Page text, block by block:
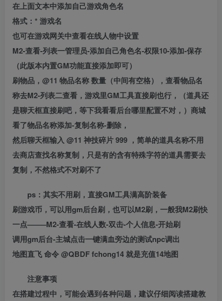
在上面文本中添加自己游戏角色名
格式：* 游戏名
也可在游戏网关中查看在线人物中设置
M2-查看-列表一管理员-添加自己角色名-权限10-添加-保存
（此版本内置GM功能直接添加即可）
刷物品，@11 物品名称 数量（中间有空格），查看物品名
称去M2-列表二查看，游戏里GM工具直接刷也行，（道具还
是聊天框直接刷吧，等下我看看后台哪里配置不对，）商城
看了物品名称添加-复制名称-删除，
然后聊天框输入 @11 神技碎片 999 ，简单的道具名称不用
去商店查找名称复制，只是有的含有特殊字符的道具需要去
复制，不然格式不对刷不了
ps：其实不用刷，直接GM工具满高阶装备
刷游戏币，可以用gm后台刷，也可以M2刷，一般我M2刷快
一点——–M2-查看-在线人数-双击-个人信息-开始刷
调用gm后台-主城点击一键满血旁边的测试npc调出
地图直飞 命令 @QBDF fchong14 就是充值14地图
注意事项
在搭建过程中，可能会遇到各种问题，建议仔细阅读搭建教